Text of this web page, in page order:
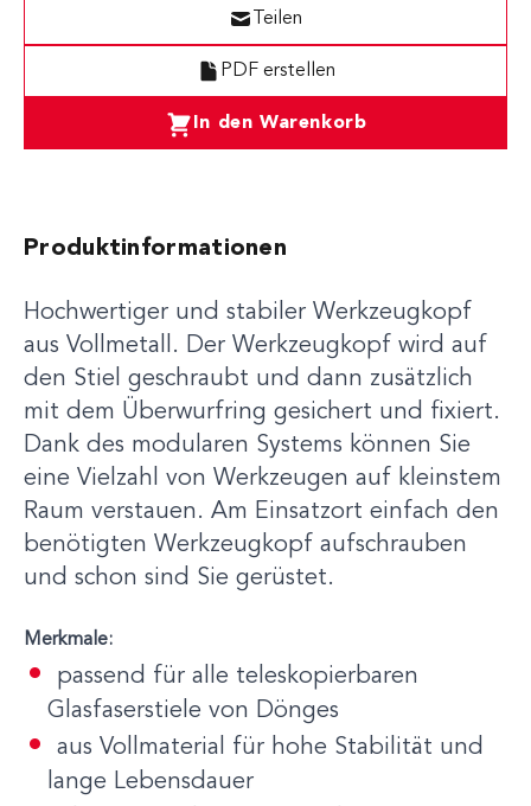
In den Warenkorb
PDF erstellen
Teilen
Produktinformationen
Hochwertiger und stabiler Werkzeugkopf
aus Vollmetall. Der Werkzeugkopf wird auf
den Stiel geschraubt und dann zusätzlich
mit dem Überwurfring gesichert und fixiert.
Dank des modularen Systems können Sie
eine Vielzahl von Werkzeugen auf kleinstem
Raum verstauen. Am Einsatzort einfach den
benötigten Werkzeugkopf aufschrauben
und schon sind Sie gerüstet.
Merkmale:
passend für alle teleskopierbaren
Glasfaserstiele von Dönges
aus Vollmaterial für hohe Stabilität und
lange Lebensdauer